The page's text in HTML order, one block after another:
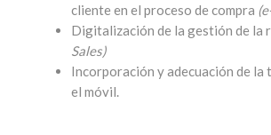
cliente en el proceso de compra
Digitalización de la gestión de la
Sales)
Incorporación y adecuación de la
el móvil.